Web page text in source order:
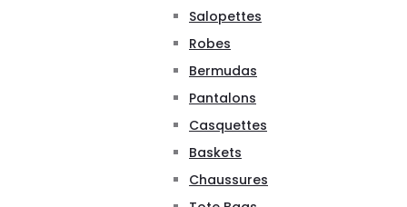
Salopettes
Robes
Bermudas
Pantalons
Casquettes
Baskets
Chaussures